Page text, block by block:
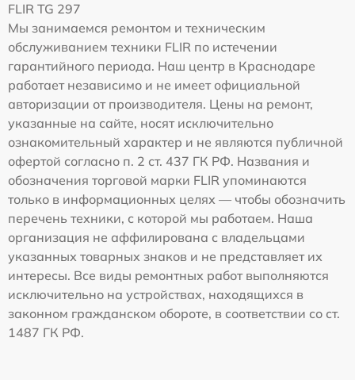
FLIR TG 297
Мы занимаемся ремонтом и техническим
обслуживанием техники FLIR по истечении
гарантийного периода. Наш центр в Краснодаре
работает независимо и не имеет официальной
авторизации от производителя. Цены на ремонт,
указанные на сайте, носят исключительно
ознакомительный характер и не являются публичной
офертой согласно п. 2 ст. 437 ГК РФ. Названия и
обозначения торговой марки FLIR упоминаются
только в информационных целях — чтобы обозначить
перечень техники, с которой мы работаем. Наша
организация не аффилирована с владельцами
указанных товарных знаков и не представляет их
интересы. Все виды ремонтных работ выполняются
исключительно на устройствах, находящихся в
законном гражданском обороте, в соответствии со ст.
1487 ГК РФ.